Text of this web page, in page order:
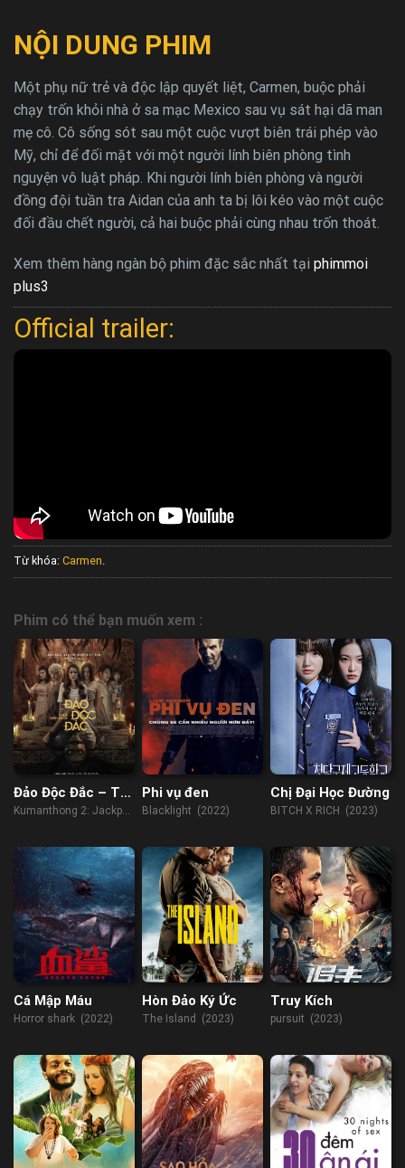
NỘI DUNG PHIM
Một phụ nữ trẻ và độc lập quyết liệt, Carmen, buộc phải
chạy trốn khỏi nhà ở sa mạc Mexico sau vụ sát hại dã man
mẹ cô. Cô sống sót sau một cuộc vượt biên trái phép vào
Mỹ, chỉ để đối mặt với một người lính biên phòng tình
nguyện vô luật pháp. Khi người lính biên phòng và người
đồng đội tuần tra Aidan của anh ta bị lôi kéo vào một cuộc
đối đầu chết người, cả hai buộc phải cùng nhau trốn thoát.
Xem thêm hàng ngàn bộ phim đặc sắc nhất tại phimmoi
plus3
Official trailer:
Từ khóa: Carmen.
Phim có thể bạn muốn xem :
Đảo Độc Đắc – Tử
Mẫu Thiên Linh
Kumanthong 2: Jackpot
Phi vụ đen
Blacklight (2022)
Chị Đại Học Đường
BITCH X RICH (2023)
Cá Mập Máu
Horror shark (2022)
Hòn Đảo Ký Ức
The Island (2023)
Truy Kích
pursuit (2023)